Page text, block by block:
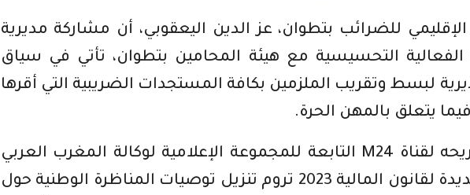
الإقليمي للضرائب بتطوان، عز الدين اليعقوبي، أن مشاركة مديرية
التحسيسية مع هيئة المحامين بتطوان، تأتي في سياق
لبسط وتقريب الملزمين بكافة المستجدات الضريبية التي أقرها
وأضاف اليعقوبي، في تصريحه لقناة M24 التابعة للمجموعة الإعلامية لوكالة المغرب العربي
للأنباء، أن المستجدات الجديدة لقانون المالية 2023 تروم تنزيل توصيات المناظرة الوطنية حول